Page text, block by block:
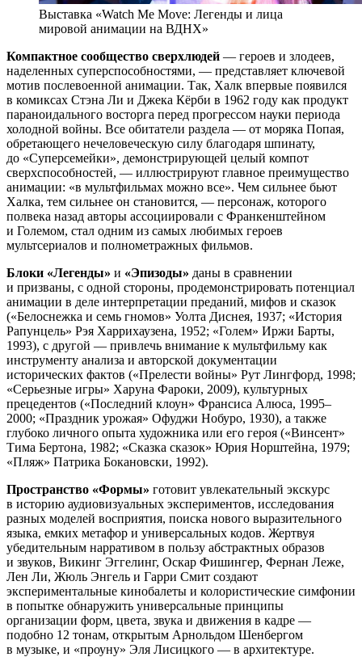
Выставка «Watch Me Move: Легенды и лица
мировой анимации на ВДНХ»
Компактное сообщество сверхлюдей — героев и злодеев,
наделенных суперспособностями, — представляет ключевой
мотив послевоенной анимации. Так, Халк впервые появился
в комиксах Стэна Ли и Джека Кёрби в 1962 году как продукт
параноидального восторга перед прогрессом науки периода
холодной войны. Все обитатели раздела — от моряка Попая,
обретающего нечеловеческую силу благодаря шпинату,
до «Суперсемейки», демонстрирующей целый компот
сверхспособностей, — иллюстрируют главное преимущество
анимации: «в мультфильмах можно все». Чем сильнее бьют
Халка, тем сильнее он становится, — персонаж, которого
полвека назад авторы ассоциировали с Франкенштейном
и Големом, стал одним из самых любимых героев
мультсериалов и полнометражных фильмов.
Блоки «Легенды» и «Эпизоды» даны в сравнении
и призваны, с одной стороны, продемонстрировать потенциал
анимации в деле интерпретации преданий, мифов и сказок
(«Белоснежка и семь гномов» Уолта Диснея, 1937; «История
Рапунцель» Рэя Харрихаузена, 1952; «Голем» Иржи Барты,
1993), с другой — привлечь внимание к мультфильму как
инструменту анализа и авторской документации
исторических фактов («Прелести войны» Рут Лингфорд, 1998;
«Серьезные игры» Харуна Фароки, 2009), культурных
прецедентов («Последний клоун» Франсиса Алюса, 1995–
2000; «Праздник урожая» Офуджи Нобуро, 1930), а также
глубоко личного опыта художника или его героя («Винсент»
Тима Бертона, 1982; «Сказка сказок» Юрия Норштейна, 1979;
«Пляж» Патрика Бокановски, 1992).
Пространство «Формы» готовит увлекательный экскурс
в историю аудиовизуальных экспериментов, исследования
разных моделей восприятия, поиска нового выразительного
языка, емких метафор и универсальных кодов. Жертвуя
убедительным нарративом в пользу абстрактных образов
и звуков, Викинг Эггелинг, Оскар Фишингер, Фернан Леже,
Лен Ли, Жюль Энгель и Гарри Смит создают
экспериментальные кинобалеты и колористические симфонии
в попытке обнаружить универсальные принципы
организации форм, цвета, звука и движения в кадре —
подобно 12 тонам, открытым Арнольдом Шенбергом
в музыке, и «проуну» Эля Лисицкого — в архитектуре.